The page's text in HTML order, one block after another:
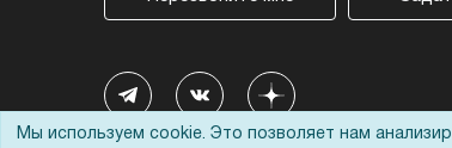
Мы используем cookie. Это позволяет нам